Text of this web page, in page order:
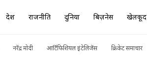
देश राजनीति दुनिया बिज़नेस खेलकूद
नरेंद्र मोदी आर्टिफिशियल इंटेलिजेंस क्रिकेट समाचार